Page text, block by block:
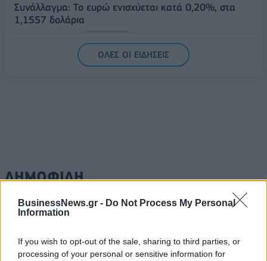
BusinessNews.gr - Do Not Process My Personal
Information
If you wish to opt-out of the sale, sharing to third parties, or
processing of your personal or sensitive information for
Συνάλλαγμα: Το ευρώ ενισχύεται κατά 0,20%, στα
1,1557 δολάρια
ΟΛΕΣ ΟΙ ΕΙΔΗΣΕΙΣ
ΔΗΜΟΦΙΛΗ
Η Vendora επεκτείνεται σε 27 χώρες της
05/08/2026 - 10:52 ΕΠΙΧΕΙΡΗΣΕΙΣ